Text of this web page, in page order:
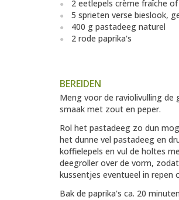
2 eetlepels crème fraîche
5 sprieten verse bieslook,
400 g pastadeeg naturel
2 rode paprika's
BEREIDEN
Meng voor de raviolivulling de
smaak met zout en peper.
Rol het pastadeeg zo dun
het dunne vel pastadeeg en
koffielepels en vul de holtes
deegroller over de vorm,
kussentjes eventueel in repen
Bak de paprika's ca. 20